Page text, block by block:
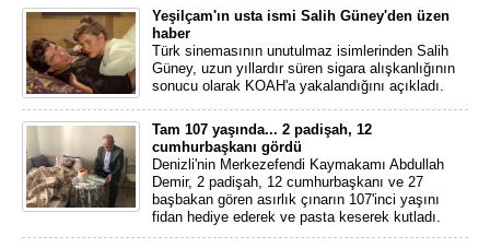
Yeşilçam'ın usta ismi Salih Güney'den üzen
haber
Türk sinemasının unutulmaz isimlerinden Salih
Güney, uzun yıllardır süren sigara alışkanlığının
sonucu olarak KOAH'a yakalandığını açıkladı.
Tam 107 yaşında... 2 padişah, 12
cumhurbaşkanı gördü
Denizli'nin Merkezefendi Kaymakamı Abdullah
Demir, 2 padişah, 12 cumhurbaşkanı ve 27
başbakan gören asırlık çınarın 107'inci yaşını
fidan hediye ederek ve pasta keserek kutladı.